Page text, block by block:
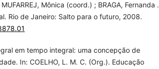
Mônica (coord.) ; BRAGA, Fernanda .
Rio de Janeiro: Salto para o futuro, 2008.
em tempo integral: uma concepção de
In: COELHO, L. M. C. (Org.). Educação